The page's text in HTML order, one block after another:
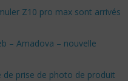
Z10 pro max sont arrivés
– Amadova – nouvelle
de prise de photo de produit